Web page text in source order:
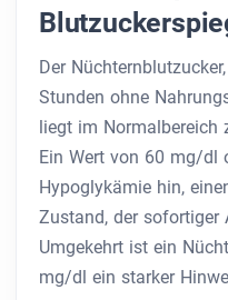
Der
Stunden ohne
liegt im
Ein Wert von 60 mg/dl
Hypoglykämie hin,
Zustand, der sofortiger
Umgekehrt ist ein
mg/dl ein starker